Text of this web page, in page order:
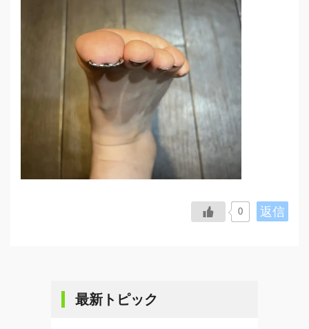
返信
0
最新トピック